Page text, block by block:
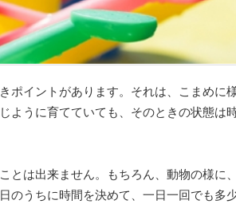
ポイントがあります。それは、こまめに
ように育てていても、そのときの状態は
とは出来ません。もちろん、動物の様に
のうちに時間を決めて、一日一回でも多